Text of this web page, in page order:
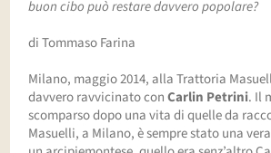
buon cibo può restare davvero popolare?
di Tommaso Farina
Milano, maggio 2014, alla Trattoria
davvero ravvicinato conCarlin Petrini. Il
scomparso dopo una vita di quelle da
Masuelli, a Milano, è sempre stato una